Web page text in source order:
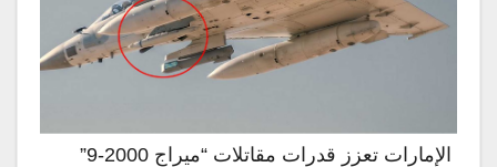
الإمارات تعزز قدرات مقاتلات “ميراج 2000-9”